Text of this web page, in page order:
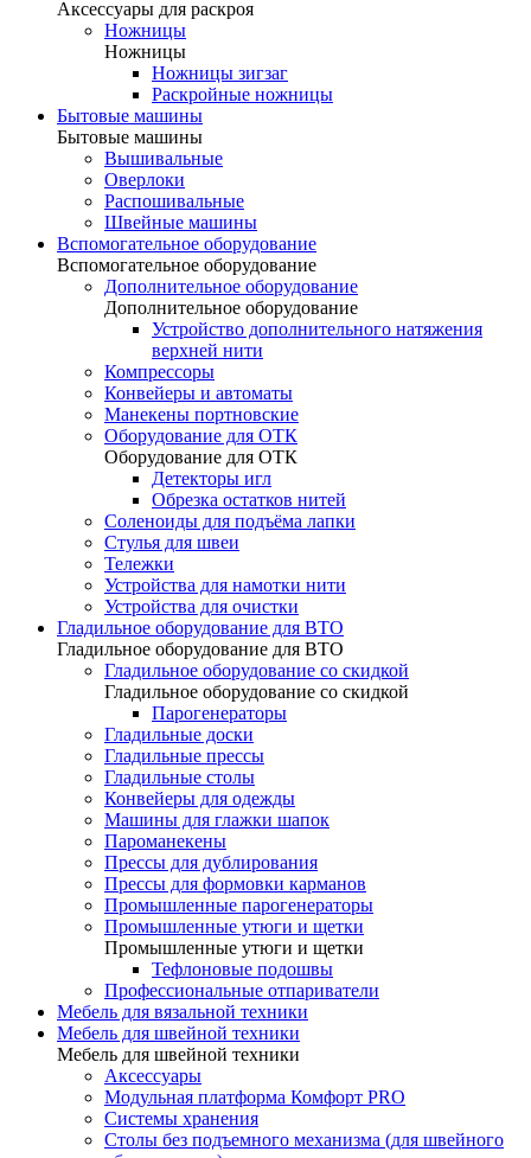
Аксессуары для раскроя
Ножницы
Ножницы
Ножницы зигзаг
Раскройные ножницы
Бытовые машины
Бытовые машины
Вышивальные
Оверлоки
Распошивальные
Швейные машины
Вспомогательное оборудование
Вспомогательное оборудование
Дополнительное оборудование
Дополнительное оборудование
Устройство дополнительного натяжения
верхней нити
Компрессоры
Конвейеры и автоматы
Манекены портновские
Оборудование для ОТК
Оборудование для ОТК
Детекторы игл
Обрезка остатков нитей
Соленоиды для подъёма лапки
Стулья для швеи
Тележки
Устройства для намотки нити
Устройства для очистки
Гладильное оборудование для ВТО
Гладильное оборудование для ВТО
Гладильное оборудование со скидкой
Гладильное оборудование со скидкой
Парогенераторы
Гладильные доски
Гладильные прессы
Гладильные столы
Конвейеры для одежды
Машины для глажки шапок
Пароманекены
Прессы для дублирования
Прессы для формовки карманов
Промышленные парогенераторы
Промышленные утюги и щетки
Промышленные утюги и щетки
Тефлоновые подошвы
Профессиональные отпариватели
Мебель для вязальной техники
Мебель для швейной техники
Мебель для швейной техники
Аксессуары
Модульная платформа Комфорт PRO
Системы хранения
Столы без подъемного механизма (для швейного